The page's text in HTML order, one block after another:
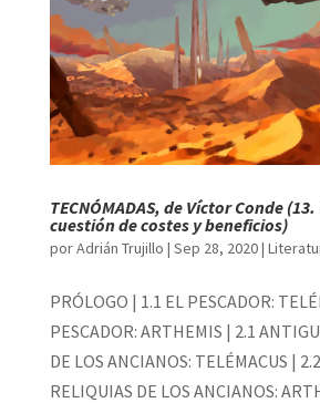
TECNÓMADAS, de Víctor Conde
cuestión de costes y beneficios)
porAdrián Trujillo | Sep 28, 2020|
PRÓLOGO | 1.1 EL PESCADOR:
PESCADOR: ARTHEMIS | 2.1
DE LOS ANCIANOS: TELÉMACUS |
RELIQUIAS DE LOS ANCIANOS: